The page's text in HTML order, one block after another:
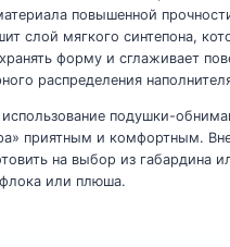
повышенной
слой мягкого синтепона,
форму и сглаживает
распределения
подушки-
приятным и комфортным.
на выбор из габардина
флока или плюша.